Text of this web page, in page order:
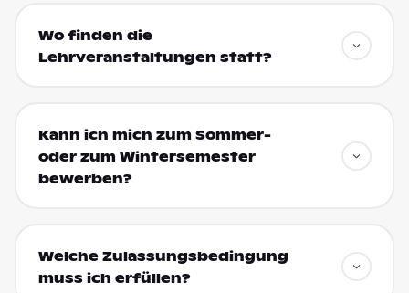
Wo finden die
Lehrveranstaltungen statt?
Kann ich mich zum Sommer-
oder zum Wintersemester
bewerben?
Welche Zulassungsbedingung
muss ich erfüllen?